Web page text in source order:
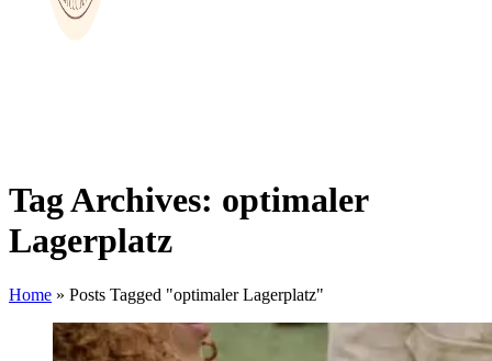
Tag Archives: optimaler
Lagerplatz
Home » Posts Tagged "optimaler Lagerplatz"